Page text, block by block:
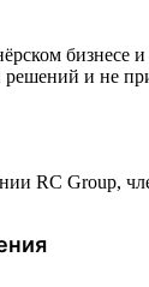
бизнесе
и не
RC Group,